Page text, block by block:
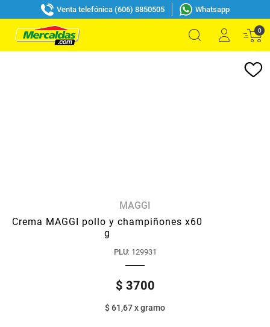
Venta telefónica (606) 8850505 Whatsapp
0
MAGGI
Crema MAGGI pollo y champiñones x60
g
PLU: 129931
$ 3700
$ 61,67xgramo